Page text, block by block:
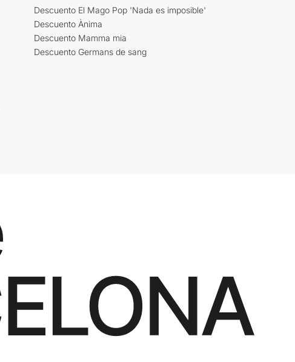
Descuento El Mago Pop 'Nada es imposible'
Descuento Ànima
Descuento Mamma mia
Descuento Germans de sang